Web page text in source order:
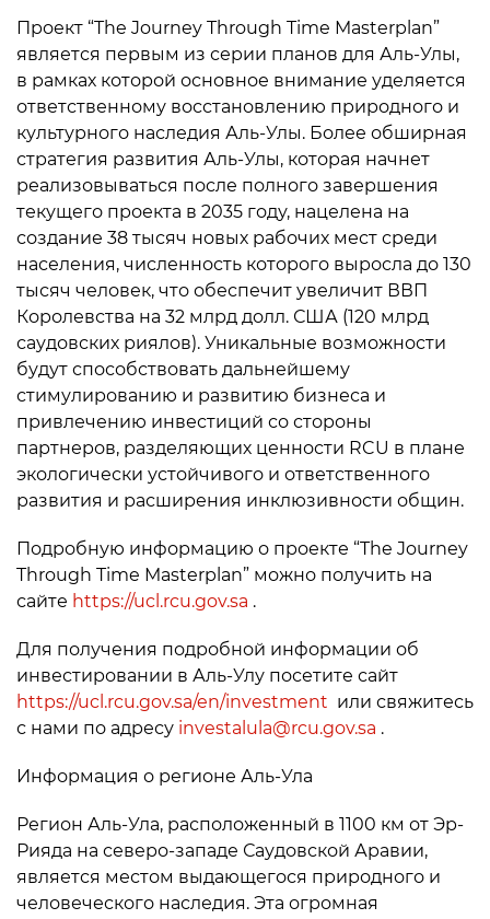
Проект “The Journey Through Time Masterplan”
является первым из серии планов для Аль-Улы,
в рамках которой основное внимание уделяется
ответственному восстановлению природного и
культурного наследия Аль-Улы. Более обширная
стратегия развития Аль-Улы, которая начнет
реализовываться после полного завершения
текущего проекта в 2035 году, нацелена на
создание 38 тысяч новых рабочих мест среди
населения, численность которого выросла до 130
тысяч человек, что обеспечит увеличит ВВП
Королевства на 32 млрд долл. США (120 млрд
саудовских риялов). Уникальные возможности
будут способствовать дальнейшему
стимулированию и развитию бизнеса и
привлечению инвестиций со стороны
партнеров, разделяющих ценности RCU в плане
экологически устойчивого и ответственного
развития и расширения инклюзивности общин.
Подробную информацию о проекте “The Journey
Through Time Masterplan” можно получить на
сайте https://ucl.rcu.gov.sa .
Для получения подробной информации об
инвестировании в Аль-Улу посетите сайт
https://ucl.rcu.gov.sa/en/investment или свяжитесь
с нами по адресу investalula@rcu.gov.sa .
Информация о регионе Аль-Ула
Регион Аль-Ула, расположенный в 1100 км от Эр-
Рияда на северо-западе Саудовской Аравии,
является местом выдающегося природного и
человеческого наследия. Эта огромная